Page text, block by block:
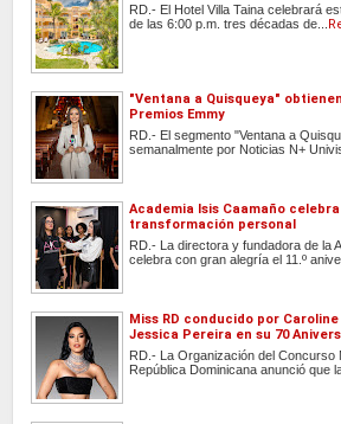
RD.- El Hotel Villa Taina celebrará
de las 6:00 p.m. tres décadas de...
"Ventana a Quisqueya"
Premios Emmy
RD.- El segmento "Ventana a
semanalmente por Noticias N+
Academia Isis Caamaño
transformación personal
RD.- La directora y fundadora de la
celebra con gran alegría el 11.º
Miss RD conducido por
Jessica Pereira en su 70
RD.- La Organización del Concurso
República Dominicana anunció que la